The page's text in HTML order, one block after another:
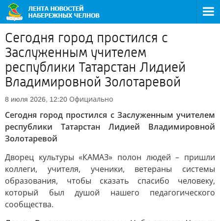
Сегодня город простился с
Заслуженным учителем
республики Татарстан Лидией
Владимировной Золотаревой
8 июля 2026, 12:20 Официально
Сегодня город простился с Заслуженным учителем
республики Татарстан Лидией Владимировной
Золотаревой
Дворец культуры «КАМАЗ» полон людей – пришли
коллеги, учителя, ученики, ветераны системы
образования, чтобы сказать спасибо человеку,
который был душой нашего педагогического
сообщества.